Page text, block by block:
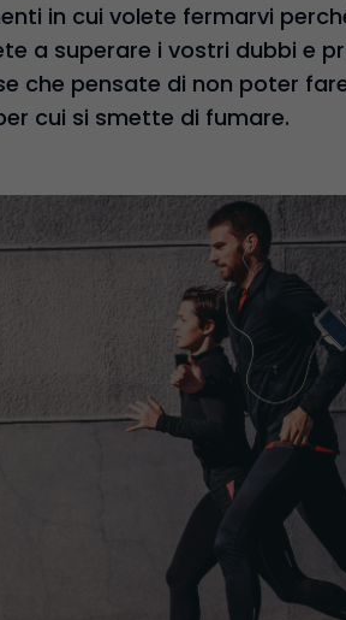
in cui volete fermarvi
a superare i vostri dubbi e
che pensate di non poter
cui si smette di fumare.